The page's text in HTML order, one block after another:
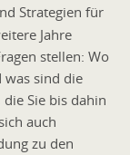
Strategien für
Jahre
stellen: Wo
was sind die
Sie bis dahin
auch
zu den